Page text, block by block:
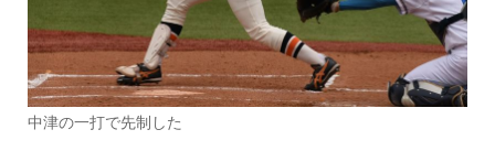
中津の一打で先制した